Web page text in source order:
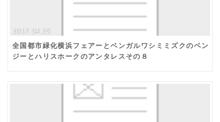
2017.04.25
全国都市緑化横浜フェアーとベンガルワシミミズクのベン
ジーとハリスホークのアンタレスその８